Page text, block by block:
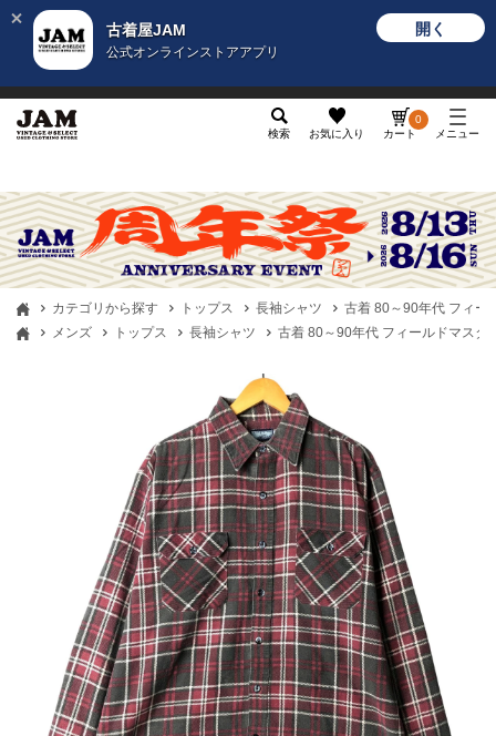
古着屋JAM
公式オンラインストアアプリ
開く
検索 お気に入り カート
0
メニュー
カテゴリから探す トップス 長袖シャツ
古着 80～90年代 フィー
メンズ
トップス 長袖シャツ 古着 80～90年代 フィールドマス